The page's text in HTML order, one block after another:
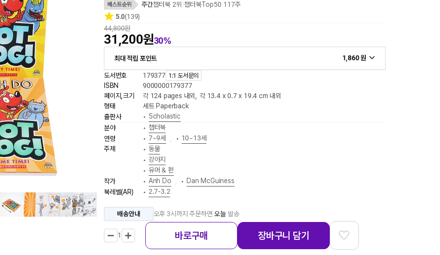
베스트순위 주간챕터북 2위 챕터북Top50 117주
5.0(139)
44,800원
31,200원30%
최대 적립 포인트 1,860 원
도서번호 179377 1:1 도서문의
ISBN
9000000179377
페이지,크기
각 124 pages 내외 , 각 13.4 x 0.7 x 19.4 cm 내외
형태
세트 Paperback
출판사
• Scholastic
분야
• 챕터북
연령
• 7~9세 • 10~13세
주제
• 동물
• 강아지
• 유머 & 펀
작가
• Anh Do • Dan McGuiness
북레벨(AR)
• 2.7-3.2
배송안내 오후 3시까지 주문하면오늘 발송
1 바로구매 장바구니 담기